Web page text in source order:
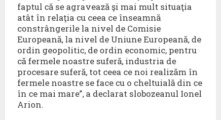
faptul că se agravează şi mai mult situaţia
atât în relaţia cu ceea ce înseamnă
constrângerile la nivel de Comisie
Europeană, la nivel de Uniune Europeană, de
ordin geopolitic, de ordin economic, pentru
că fermele noastre suferă, industria de
procesare suferă, tot ceea ce noi realizăm în
fermele noastre se face cu o cheltuială din ce
în ce mai mare”, a declarat slobozeanul Ionel
Arion.